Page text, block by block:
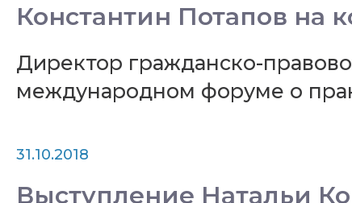
Константин Потапов на
Директор гражданско-
международном форуме о
31.10.2018
Выступление Натальи